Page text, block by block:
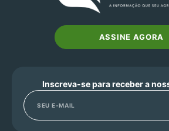
ASSINE AGORA
Inscreva-se para receber a